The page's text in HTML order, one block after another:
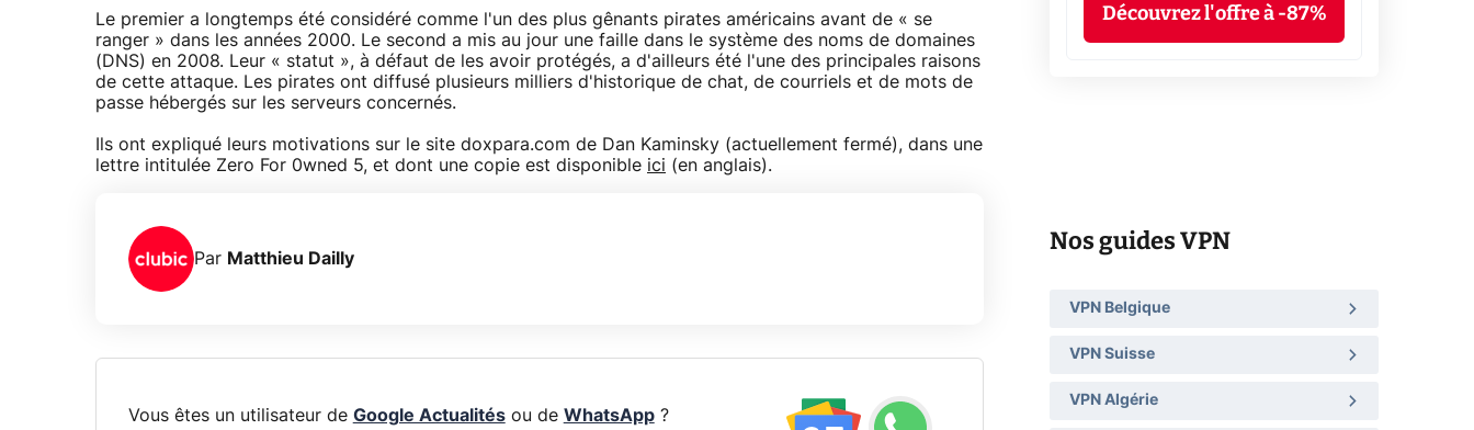
Le premier a longtemps été considéré comme l'un des plus gênants pirates américains avant de « se
ranger » dans les années 2000. Le second a mis au jour une faille dans le système des noms de domaines
(DNS) en 2008. Leur « statut », à défaut de les avoir protégés, a d'ailleurs été l'une des principales raisons
de cette attaque. Les pirates ont diffusé plusieurs milliers d'historique de chat, de courriels et de mots de
passe hébergés sur les serveurs concernés.
Ils ont expliqué leurs motivations sur le site doxpara.com de Dan Kaminsky (actuellement fermé), dans une
lettre intitulée Zero For 0wned 5, et dont une copie est disponible ici (en anglais).
Par Matthieu Dailly
Vous êtes un utilisateur de Google Actualitésou de WhatsApp?
Découvrez l'offre à -87%
Nos guides VPN
VPN Belgique
VPN Suisse
VPN Algérie